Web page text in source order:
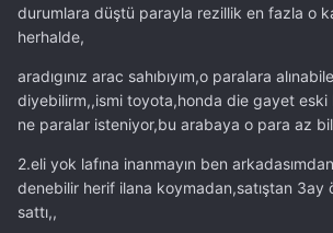
durumlara düştü parayla rezillik en fazla o
herhalde,
aradıgınız arac sahıbıyım,o paralara
diyebilirm,,ismi toyota,honda die gayet eski
ne paralar isteniyor,bu arabaya o para az
2.eli yok lafına inanmayın ben
denebilir herif ilana koymadan,satıştan 3ay
sattı,,